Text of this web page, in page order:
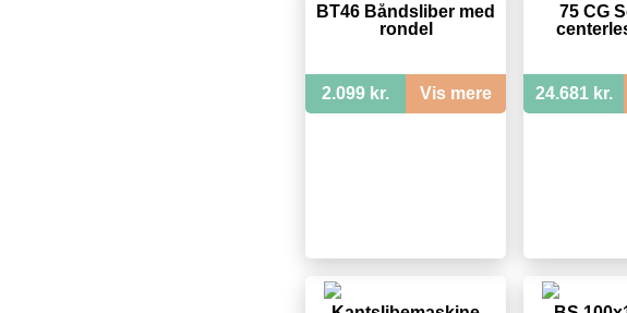
BT46 Båndsliber med
rondel
2.099 kr. Vis mere
75 CG
24.681 kr.